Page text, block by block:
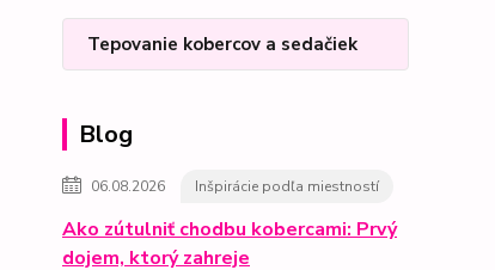
Tepovanie kobercov a sedačiek
Blog
06.08.2026 Inšpirácie podľa miestností
Ako zútulniť chodbu kobercami: Prvý
dojem, ktorý zahreje